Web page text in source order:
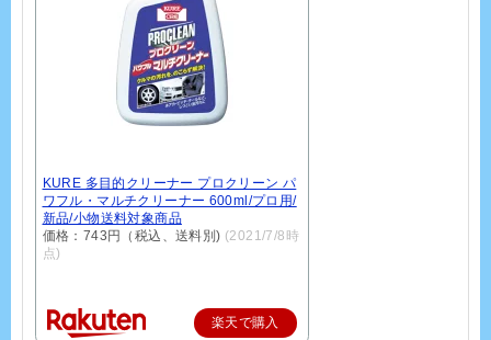
KURE 多目的クリーナー プロクリーン パ
ワフル・マルチクリーナー 600ml/プロ用/
新品/小物送料対象商品
価格：743円（税込、送料別) (2021/7/8時
点)
楽天で購入